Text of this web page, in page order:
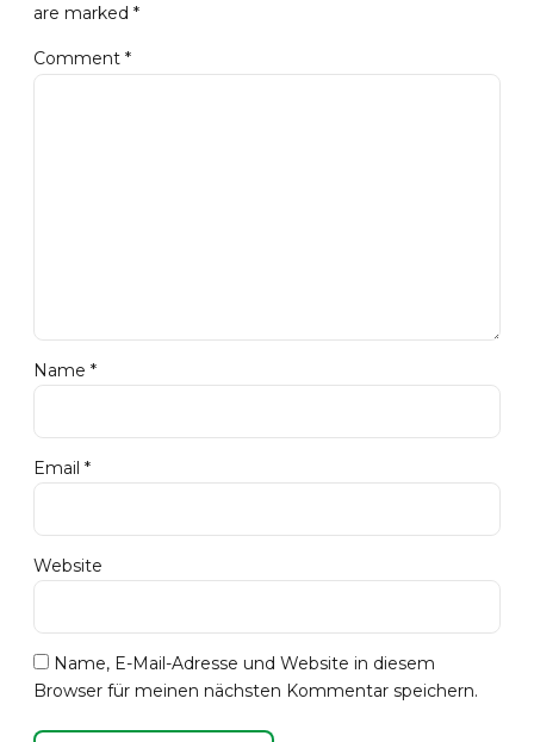
are marked *
Comment *
Name *
Email *
Website
Name, E-Mail-Adresse und Website in diesem
Browser für meinen nächsten Kommentar speichern.